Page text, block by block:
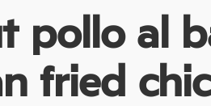
pollo al
fried